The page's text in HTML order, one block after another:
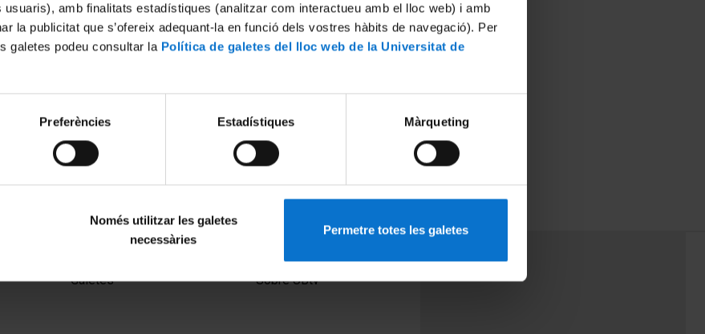
usuaris), amb finalitats estadístiques (analitzar com interactueu amb el lloc web) i amb
la publicitat que s’ofereix adequant-la en funció dels vostres hàbits de navegació). Per
galetes podeu consultar la Política de galetes del lloc web de la Universitat de
Preferències Estadístiques Màrqueting
Només utilitzar les galetes
necessàries
Permetre totes les galetes
Galetes
Sobre UBtv